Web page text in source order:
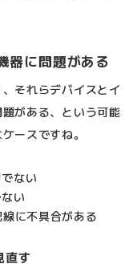
器に問題がある
それらデバイスとイ
がある、という可能
ースですね。
ない
い
に不具合がある
直す